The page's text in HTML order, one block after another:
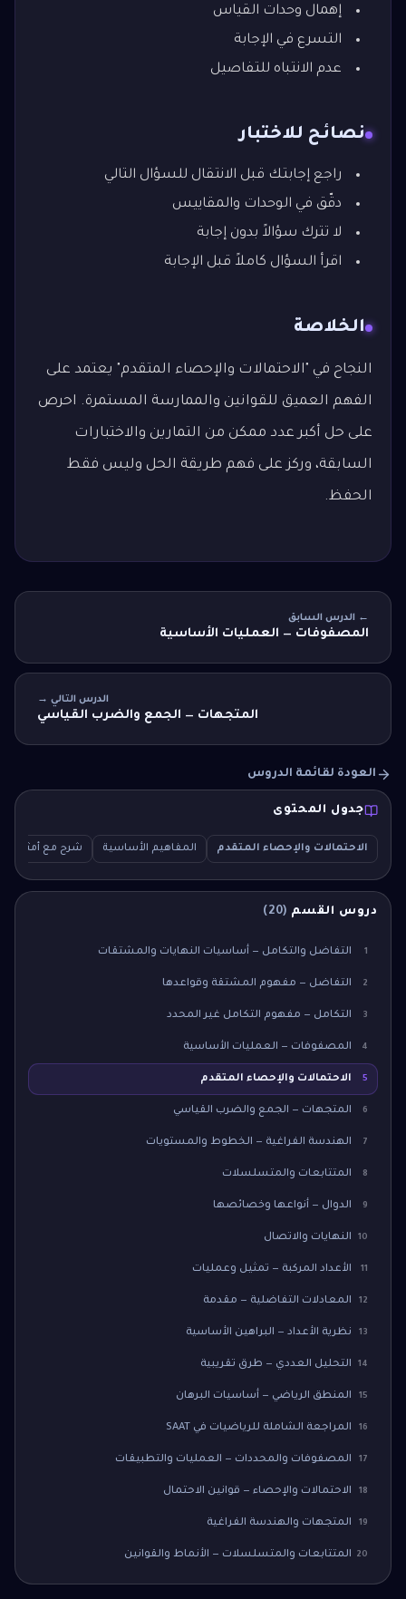
إهمال وحدات القياس
التسرع في الإجابة
عدم الانتباه للتفاصيل
نصائح للاختبار
راجع إجابتك قبل الانتقال للسؤال التالي
دقّق في الوحدات والمقاييس
لا تترك سؤالاً بدون إجابة
اقرأ السؤال كاملاً قبل الإجابة
الخلاصة
النجاح في "الاحتمالات والإحصاء المتقدم" يعتمد على
الفهم العميق للقوانين والممارسة المستمرة. احرص
على حل أكبر عدد ممكن من التمارين والاختبارات
السابقة، وركز على فهم طريقة الحل وليس فقط
الحفظ.
← الدرس السابق
المصفوفات — العمليات الأساسية
الدرس التالي →
المتجهات — الجمع والضرب القياسي
العودة لقائمة الدروس
جدول المحتوى
الاحتمالات والإحصاء المتقدم المفاهيم الأساسية شرح مع أمثلة
دروس القسم (
20
)
1 التفاضل والتكامل — أساسيات النهايات والمشتقات
2 التفاضل — مفهوم المشتقة وقواعدها
3 التكامل — مفهوم التكامل غير المحدد
4 المصفوفات — العمليات الأساسية
5 الاحتمالات والإحصاء المتقدم
6 المتجهات — الجمع والضرب القياسي
7 الهندسة الفراغية — الخطوط والمستويات
8 المتتابعات والمتسلسلات
9 الدوال — أنواعها وخصائصها
10 النهايات والاتصال
11 الأعداد المركبة — تمثيل وعمليات
12 المعادلات التفاضلية — مقدمة
13 نظرية الأعداد — البراهين الأساسية
14 التحليل العددي — طرق تقريبية
15 المنطق الرياضي — أساسيات البرهان
16 المراجعة الشاملة للرياضيات في SAAT
17 المصفوفات والمحددات — العمليات والتطبيقات
18 الاحتمالات والإحصاء — قوانين الاحتمال
19 المتجهات والهندسة الفراغية
20 المتتابعات والمتسلسلات — الأنماط والقوانين